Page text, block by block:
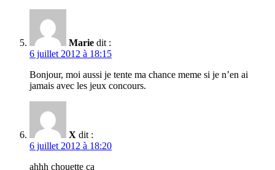
Marie dit :
6 juillet 2012 à 18:15
Bonjour, moi aussi je tente ma chance meme si je n’en ai
jamais avec les jeux concours.
X dit :
6 juillet 2012 à 18:20
ahhh chouette ça